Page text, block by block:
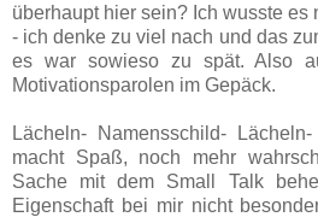
überhaupt hier sein? Ich wusste es
- ich denke zu viel nach und das
es war sowieso zu spät. Also
Motivationsparolen im Gepäck.
Lächeln- Namensschild-
macht Spaß, noch mehr
Sache mit dem Small Talk
Eigenschaft bei mir nicht